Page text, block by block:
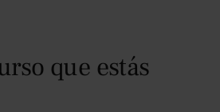
que estás